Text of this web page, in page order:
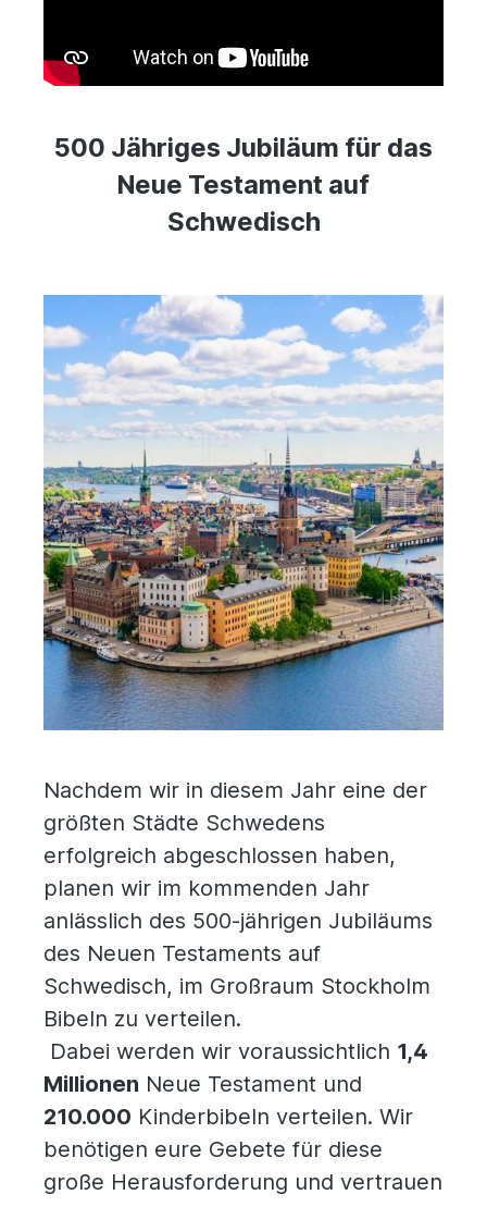
500 Jähriges Jubiläum für das
Neue Testament auf
Schwedisch
Nachdem wir in diesem Jahr eine der
größten Städte Schwedens
erfolgreich abgeschlossen haben,
planen wir im kommenden Jahr
anlässlich des 500-jährigen Jubiläums
des Neuen Testaments auf
Schwedisch, im Großraum Stockholm
Bibeln zu verteilen.
Dabei werden wir voraussichtlich 1,4
Millionen Neue Testament und
210.000 Kinderbibeln verteilen. Wir
benötigen eure Gebete für diese
große Herausforderung und vertrauen